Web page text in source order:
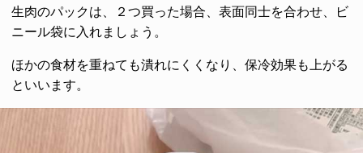
生肉のパックは、２つ買った場合、表面同士を合わせ、ビ
ニール袋に入れましょう。
ほかの食材を重ねても潰れにくくなり、保冷効果も上がる
といいます。